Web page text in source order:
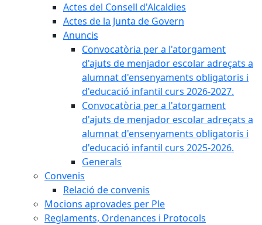
Actes del Consell d'Alcaldies
Actes de la Junta de Govern
Anuncis
Convocatòria per a l'atorgament
d'ajuts de menjador escolar adreçats a
alumnat d'ensenyaments obligatoris i
d'educació infantil curs 2026-2027.
Convocatòria per a l'atorgament
d'ajuts de menjador escolar adreçats a
alumnat d'ensenyaments obligatoris i
d'educació infantil curs 2025-2026.
Generals
Convenis
Relació de convenis
Mocions aprovades per Ple
Reglaments, Ordenances i Protocols